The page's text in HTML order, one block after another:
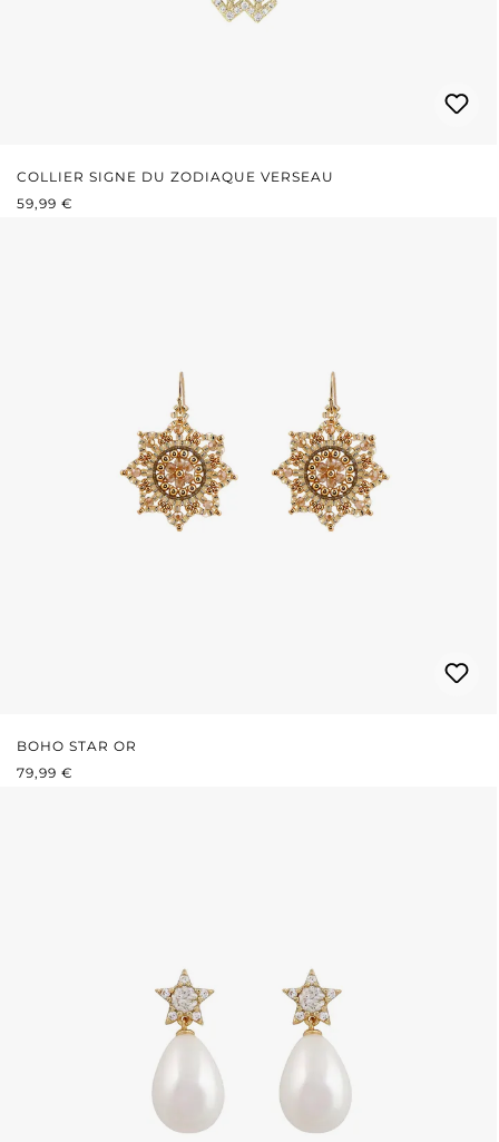
COLLIER SIGNE DU ZODIAQUE VERSEAU
PRIX RÉGULIER :
59,99 €
BOHO STAR OR
PRIX RÉGULIER :
79,99 €